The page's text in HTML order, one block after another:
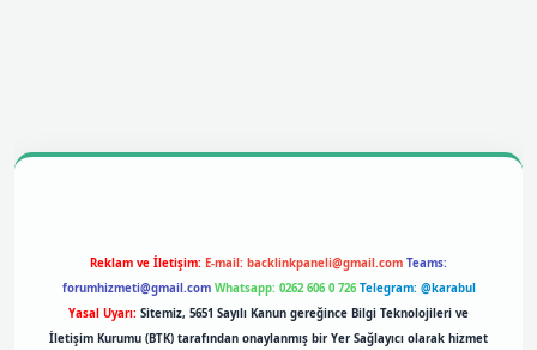
Reklam ve İletişim: E-mail: backlinkpaneli@gmail.com Teams:
forumhizmeti@gmail.com Whatsapp: 0262 606 0 726 Telegram: @karabul
Yasal Uyarı: Sitemiz, 5651 Sayılı Kanun gereğince Bilgi Teknolojileri ve
İletişim Kurumu (BTK) tarafından onaylanmış bir Yer Sağlayıcı olarak hizmet